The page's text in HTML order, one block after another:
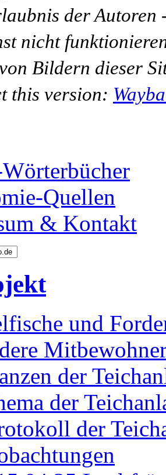
der Autoren
nicht
Bildern dieser
this version:
Quellen
& Kontakt
und
der
der
der